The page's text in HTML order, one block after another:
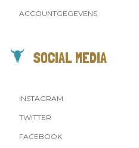
ACCOUNTGEGEVENS
SOCIAL MEDIA
INSTAGRAM
TWITTER
FACEBOOK